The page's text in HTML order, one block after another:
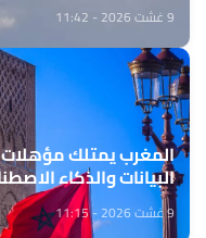
9 غشت 2026 - 11:42
المغرب يمتلك مؤهلات
البيانات والذكاء
9 غشت 2026 - 11:15